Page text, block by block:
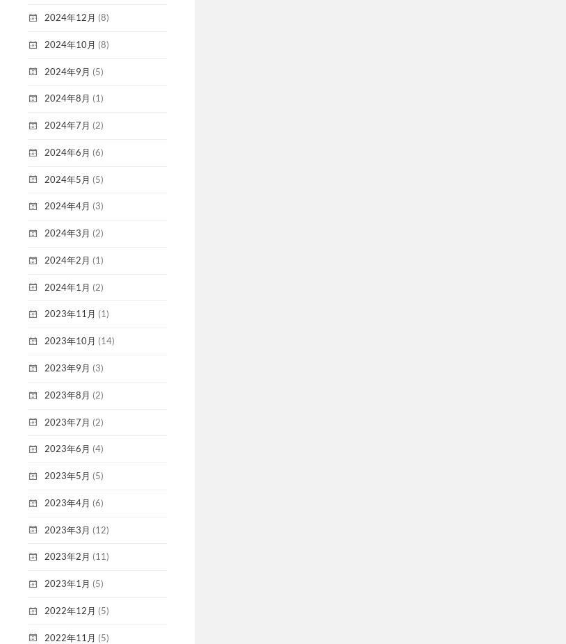
2024年12月 (8)
2024年10月 (8)
2024年9月 (5)
2024年8月 (1)
2024年7月 (2)
2024年6月 (6)
2024年5月 (5)
2024年4月 (3)
2024年3月 (2)
2024年2月 (1)
2024年1月 (2)
2023年11月 (1)
2023年10月 (14)
2023年9月 (3)
2023年8月 (2)
2023年7月 (2)
2023年6月 (4)
2023年5月 (5)
2023年4月 (6)
2023年3月 (12)
2023年2月 (11)
2023年1月 (5)
2022年12月 (5)
2022年11月 (5)